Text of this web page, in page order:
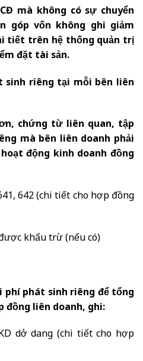
mà không có sự chuyển
góp vốn không ghi giảm
tiết trên hệ thống quản trị
đặt tài sản.
sinh riêng tại mỗi bên liên
chứng từ liên quan, tập
mà bên liên doanh phải
động kinh doanh đồng
642 (chi tiết cho hợp đồng
khấu trừ (nếu có)
phí phát sinh riêng để tổng
đồng liên doanh, ghi:
dở dang (chi tiết cho hợp